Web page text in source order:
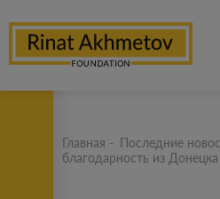
Главная - Последние
благодарность из Донецка